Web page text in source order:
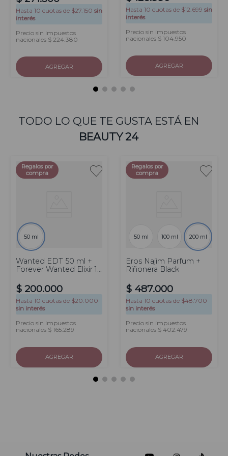
Hasta 10 cuotas de $27.150 sin
interés
Precio sin impuestos
nacionales $ 224.380
AGREGAR
Hasta 10 cuotas de $12.699 sin
interés
Precio sin impuestos
nacionales $ 104.950
AGREGAR
TODO LO QUE TE GUSTA ESTÁ EN
BEAUTY 24
Regalos por
compra
50 ml
Wanted EDT 50 ml +
Forever Wanted Elixir 10
$ 200.000
Hasta 10 cuotas de $20.000
sin interés
Precio sin impuestos
nacionales $ 165.289
AGREGAR
Regalos por
compra
50 ml 100 ml 200 ml
Eros Najim Parfum +
Riñonera Black
$ 487.000
Hasta 10 cuotas de $48.700
sin interés
Precio sin impuestos
nacionales $ 402.479
AGREGAR